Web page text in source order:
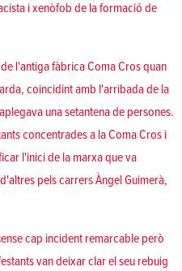
i xenòfob de la formació de
l'antiga fàbrica Coma Cros quan
coincidint amb l'arribada de la
una setantena de persones.
concentrades a la Coma Cros i
l'inici de la marxa que va
pels carrers Àngel Guimerà,
cap incident remarcable però
van deixar clar el seu rebuig